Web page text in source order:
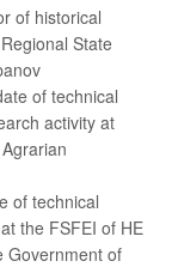
of historical
State
of technical
activity at
of technical
the FSFEI of HE
Government of